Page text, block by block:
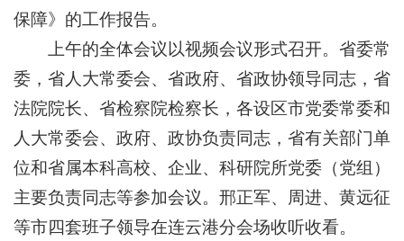
保障》的工作报告。
上午的全体会议以视频会议形式召开。省委常
委，省人大常委会、省政府、省政协领导同志，省
法院院长、省检察院检察长，各设区市党委常委和
人大常委会、政府、政协负责同志，省有关部门单
位和省属本科高校、企业、科研院所党委（党组）
主要负责同志等参加会议。邢正军、周进、黄远征
等市四套班子领导在连云港分会场收听收看。